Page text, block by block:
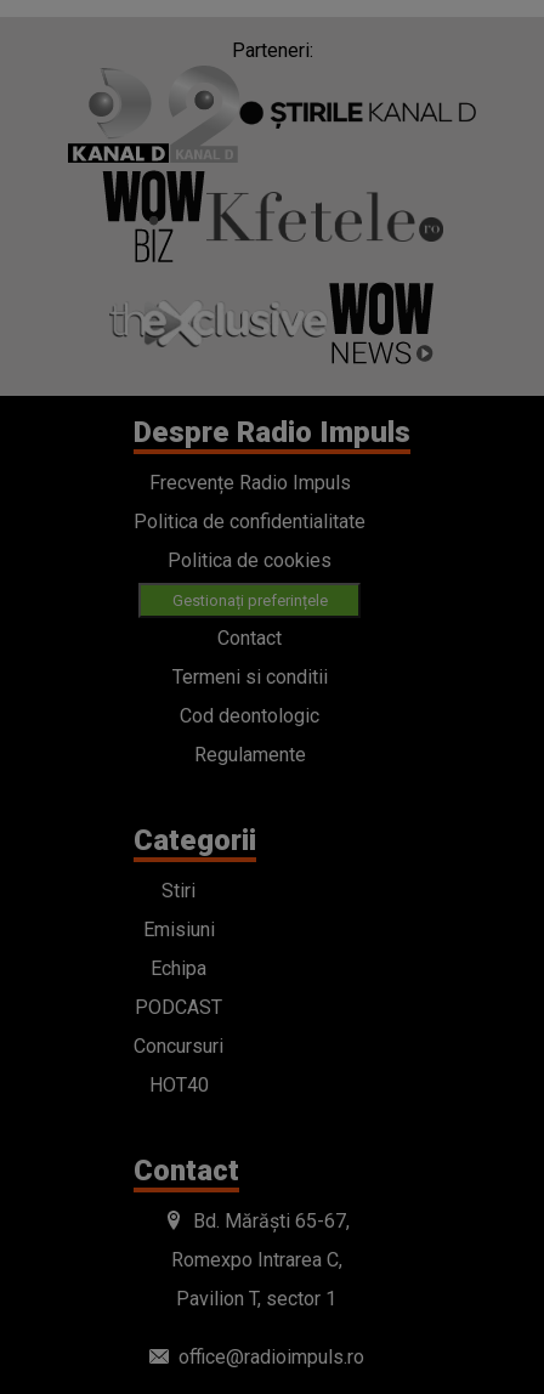
Parteneri:
Despre Radio Impuls
Frecvențe Radio Impuls
Politica de confidentialitate
Politica de cookies
Gestionați preferințele
Contact
Termeni si conditii
Cod deontologic
Regulamente
Categorii
Stiri
Emisiuni
Echipa
PODCAST
Concursuri
HOT40
Contact
Bd. Mărăști 65-67,
Romexpo Intrarea C,
Pavilion T, sector 1
office@radioimpuls.ro